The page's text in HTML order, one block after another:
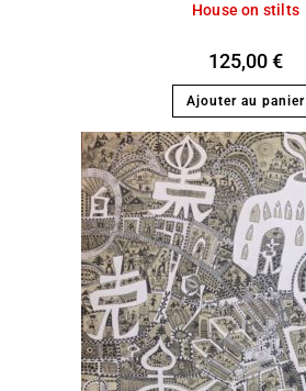
House on stilts
125,00€
Ajouter au panier